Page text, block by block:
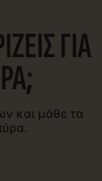
ΓΙΑ
και μάθε τα